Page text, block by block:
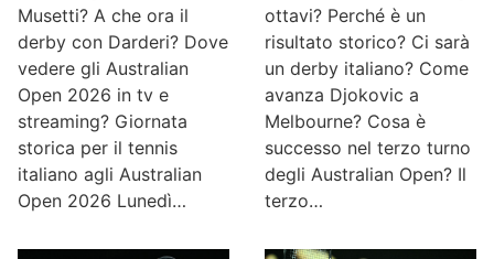
Musetti? A che ora il
derby con Darderi? Dove
vedere gli Australian
Open 2026 in tv e
streaming? Giornata
storica per il tennis
italiano agli Australian
Open 2026 Lunedì…
ottavi? Perché è un
risultato storico? Ci sarà
un derby italiano? Come
avanza Djokovic a
Melbourne? Cosa è
successo nel terzo turno
degli Australian Open? Il
terzo…